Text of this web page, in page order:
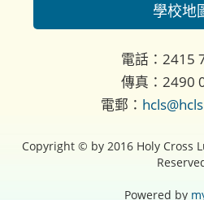
學校地
電話：2415
傳真：2490
電郵：
Copyright © by 2016 Holy Cross
Powered by